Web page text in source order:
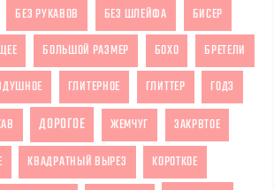
БЕЗ РУКАВОВ БЕЗ ШЛЕЙФА БИСЕР
БОЛЬШОЙ РАЗМЕР БОХО БРЕТЕЛИ
ГЛИТЕРНОЕ ГЛИТТЕР ГОДЭ
ДОРОГОЕ ЖЕМЧУГ ЗАКРВТОЕ
КВАДРАТНЫЙ ВЫРЕЗ КОРОТКОЕ